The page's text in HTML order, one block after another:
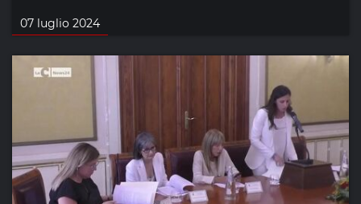
07 luglio 2024